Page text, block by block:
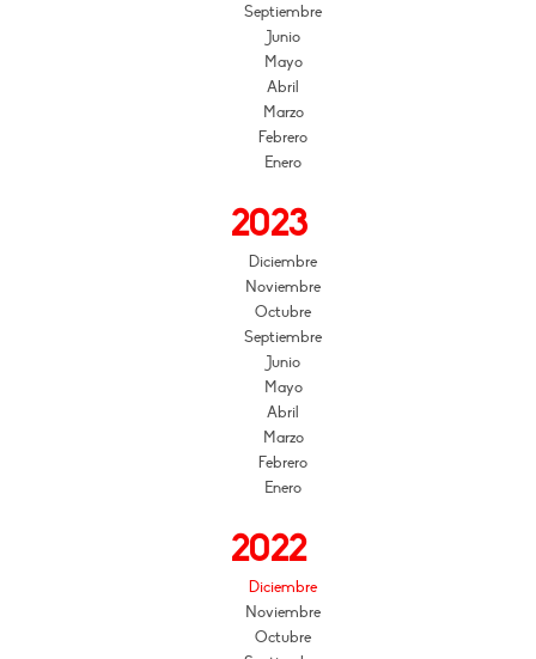
Septiembre
Junio
Mayo
Abril
Marzo
Febrero
Enero
2023
Diciembre
Noviembre
Octubre
Septiembre
Junio
Mayo
Abril
Marzo
Febrero
Enero
2022
Diciembre
Noviembre
Octubre